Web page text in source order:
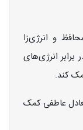
و انرژی‌زا
انرژی‌های
کند.
عاطفی کمک